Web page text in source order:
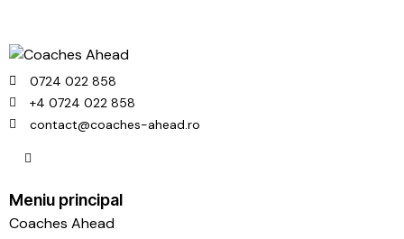
0724 022 858
+4 0724 022 858
contact@coaches-ahead.ro
facebook-
1
Meniu principal
Coaches Ahead